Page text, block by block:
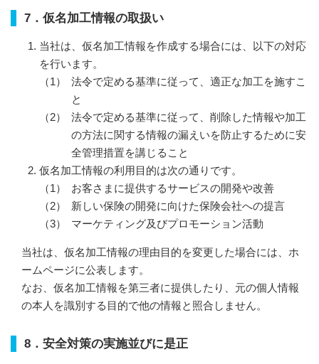
7．仮名加工情報の取扱い
当社は、仮名加工情報を作成する場合には、以下の対応
を行います。
法令で定める基準に従って、適正な加工を施すこ
と
法令で定める基準に従って、削除した情報や加工
の方法に関する情報の漏えいを防止するために安
全管理措置を講じること
仮名加工情報の利用目的は次の通りです。
お客さまに提供するサービスの開発や改善
新しい保険の開発に向けた保険会社への提言
マーケティング及びプロモーション活動
当社は、仮名加工情報の理由目的を変更した場合には、ホ
ームページに公表します。
なお、仮名加工情報を第三者に提供したり、元の個人情報
の本人を識別する目的で他の情報と照合しません。
8．安全対策の実施並びに是正